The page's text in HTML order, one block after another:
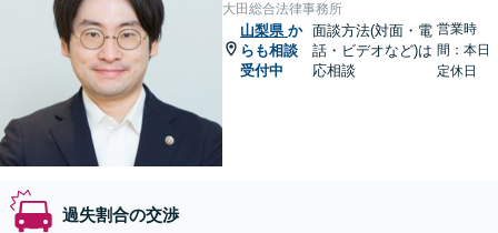
大田総合法律事務所
山梨県 か
らも相談
受付中
面談方法(対面・電
話・ビデオなど)は
応相談
営業時
間：本日
定休日
過失割合の交渉